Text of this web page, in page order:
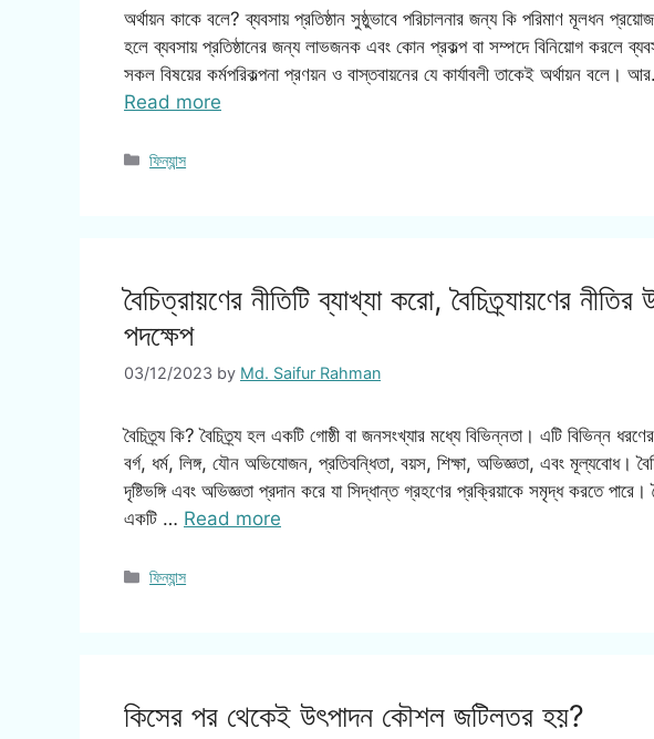
অর্থায়ন কাকে বলে? ব্যবসায় প্রতিষ্ঠান সুষ্ঠুভাবে পরিচালনার জন্য কি পরিমাণ মূলধন
হলে ব্যবসায় প্রতিষ্ঠানের জন্য লাভজনক এবং কোন প্রকল্প বা সম্পদে বিনিয়োগ করলে
সকল বিষয়ের কর্মপরিকল্পনা প্রণয়ন ও বাস্তবায়নের যে কার্যাবলী তাকেই অর্থায়ন
Read more
Categories
ফিন্যান্স
বৈচিত্রায়ণের নীতিটি ব্যাখ্যা করো, বৈচিত্র্যায়ণের
পদক্ষেপ
03/12/2023 by Md. Saifur Rahman
বৈচিত্র্য কি? বৈচিত্র্য হল একটি গোষ্ঠী বা জনসংখ্যার মধ্যে বিভিন্নতা। এটি বিভিন্ন
বর্গ, ধর্ম, লিঙ্গ, যৌন অভিযোজন, প্রতিবন্ধিতা, বয়স, শিক্ষা, অভিজ্ঞতা, এবং মূল্যবোধ।
দৃষ্টিভঙ্গি এবং অভিজ্ঞতা প্রদান করে যা সিদ্ধান্ত গ্রহণের প্রক্রিয়াকে সমৃদ্ধ করতে পারে।
একটি … Read more
Categories
ফিন্যান্স
কিসের পর থেকেই উৎপাদন কৌশল জটিলতর হয়?